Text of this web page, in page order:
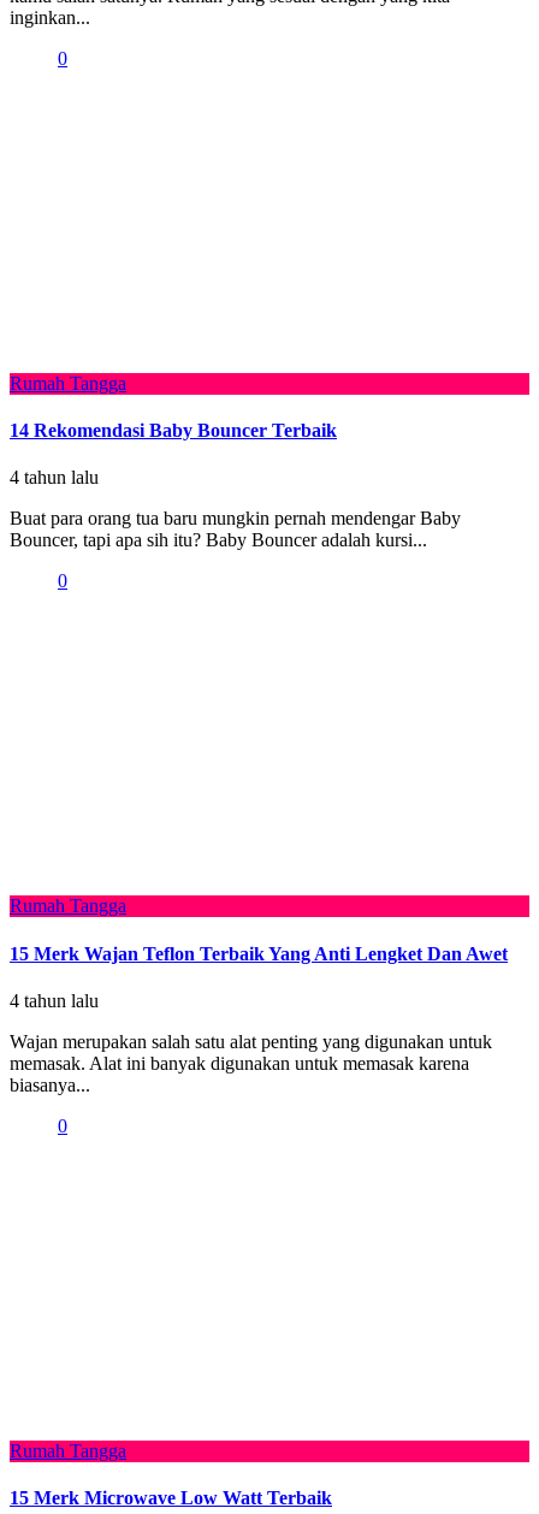
inginkan...
0
Rumah Tangga
14 Rekomendasi Baby Bouncer Terbaik
4 tahun lalu
Buat para orang tua baru mungkin pernah mendengar Baby
Bouncer, tapi apa sih itu? Baby Bouncer adalah kursi...
0
Rumah Tangga
15 Merk Wajan Teflon Terbaik Yang Anti Lengket Dan Awet
4 tahun lalu
Wajan merupakan salah satu alat penting yang digunakan untuk
memasak. Alat ini banyak digunakan untuk memasak karena
biasanya...
0
Rumah Tangga
15 Merk Microwave Low Watt Terbaik